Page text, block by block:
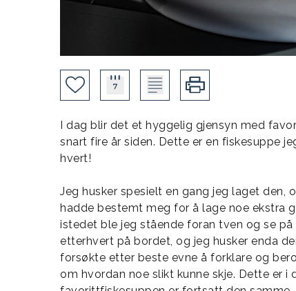
I dag blir det et hyggelig gjensyn med
snart fire år siden. Dette er en fiskesuppe
hvert!
Jeg husker spesielt en gang jeg laget den,
hadde bestemt meg for å lage noe ekstra
istedet ble jeg stående foran tven og se
etterhvert på bordet, og jeg husker enda
forsøkte etter beste evne å forklare og
om hvordan noe slikt kunne skje. Dette er i